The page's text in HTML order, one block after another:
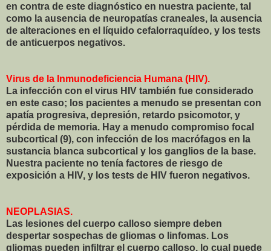
en contra de este diagnóstico en nuestra paciente, tal
como la ausencia de neuropatías craneales, la ausencia
de alteraciones en el líquido cefalorraquídeo, y los tests
de anticuerpos negativos.
Virus de la Inmunodeficiencia Humana (HIV).
La infección con el virus HIV también fue considerado
en este caso; los pacientes a menudo se presentan con
apatía progresiva, depresión, retardo psicomotor, y
pérdida de memoria. Hay a menudo compromiso focal
subcortical (9), con infección de los macrófagos en la
sustancia blanca subcortical y los ganglios de la base.
Nuestra paciente no tenía factores de riesgo de
exposición a HIV, y los tests de HIV fueron negativos.
NEOPLASIAS.
Las lesiones del cuerpo calloso siempre deben
despertar sospechas de gliomas o linfomas. Los
gliomas pueden infiltrar el cuerpo calloso, lo cual puede